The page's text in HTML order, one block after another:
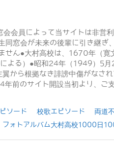
員によって当サイトは非営
窓会が未来の後輩に引き継ぎ
せん●大村高校は、1670年（
よる）●昭和24年（1949）5
から根拠なき誹謗中傷がなさ
前のサイト開設当初より、ご
ソード 校歌エピソード 両道
フォトアルバム大村高校1000日